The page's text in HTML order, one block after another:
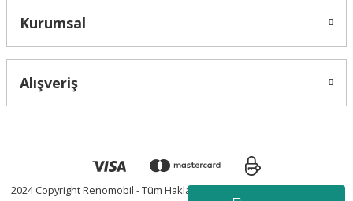
Kurumsal
Alışveriş
2024 Copyright Renomobil - Tüm Hakları Saklıdır.Powered by Vegasis